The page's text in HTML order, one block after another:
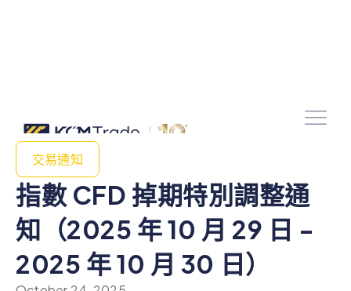
交易通知
指數 CFD 掉期特別調整通
知（2025 年 10 月 29 日 -
2025 年 10 月 30 日）